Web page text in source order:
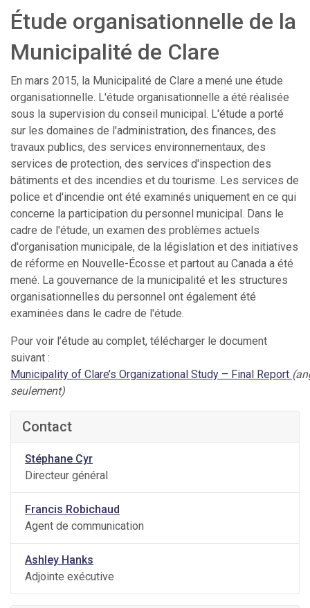
Étude organisationnelle de la
Municipalité de Clare
En mars 2015, la Municipalité de Clare a mené une étude
organisationnelle. L'étude organisationnelle a été réalisée
sous la supervision du conseil municipal. L'étude a porté
sur les domaines de l'administration, des finances, des
travaux publics, des services environnementaux, des
services de protection, des services d'inspection des
bâtiments et des incendies et du tourisme. Les services de
police et d'incendie ont été examinés uniquement en ce qui
concerne la participation du personnel municipal. Dans le
cadre de l'étude, un examen des problèmes actuels
d'organisation municipale, de la législation et des initiatives
de réforme en Nouvelle-Écosse et partout au Canada a été
mené. La gouvernance de la municipalité et les structures
organisationnelles du personnel ont également été
examinées dans le cadre de l'étude.
Pour voir l’étude au complet, télécharger le document
suivant :
Municipality of Clare’s Organizational Study – Final Report
seulement)
Contact
Stéphane Cyr
Directeur général
Francis Robichaud
Agent de communication
Ashley Hanks
Adjointe exécutive